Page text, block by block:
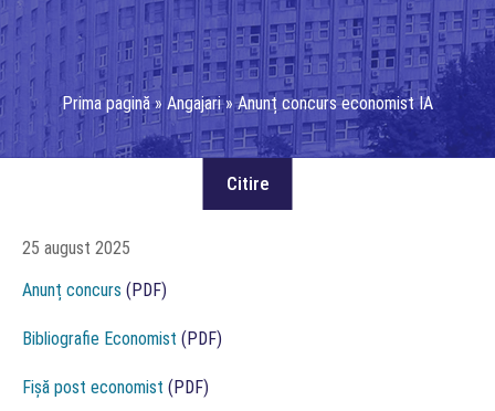
Prima pagină » Angajari »Anunț concurs economist IA
25 august 2025
Anunț concurs (PDF)
Bibliografie Economist (PDF)
Fișă post economist (PDF)